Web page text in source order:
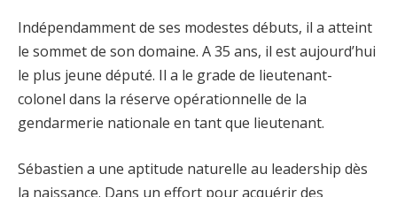
Indépendamment de ses modestes débuts, il a atteint
le sommet de son domaine. A 35 ans, il est aujourd’hui
le plus jeune député. Il a le grade de lieutenant-
colonel dans la réserve opérationnelle de la
gendarmerie nationale en tant que lieutenant.
Sébastien a une aptitude naturelle au leadership dès
la naissance. Dans un effort pour acquérir des